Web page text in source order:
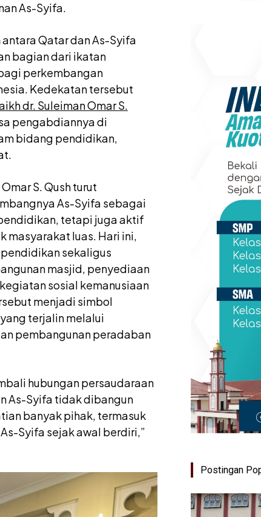
As-Syifa.
Qatar dan As-Syifa
bagian dari ikatan
perkembangan
Kedekatan tersebut
dr. Suleiman Omar S.
pengabdiannya di
bidang pendidikan,
S. Qush turut
As-Syifa sebagai
tetapi juga aktif
masyarakat luas. Hari ini,
sekaligus
masjid, penyediaan
sosial kemanusiaan
menjadi simbol
terjalin melalui
pembangunan peradaban
hubungan persaudaraan
As-Syifa tidak dibangun
banyak pihak, termasuk
Syifa sejak awal berdiri,”
Postingan